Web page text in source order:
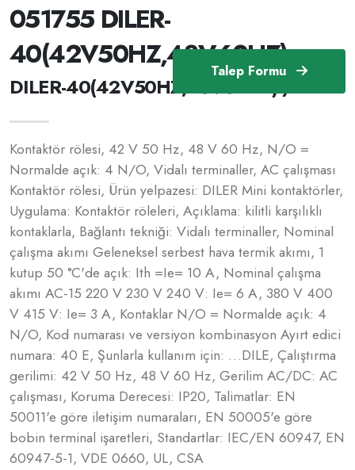
Talep Formu
051755 DILER-
40(42V50HZ,48V60HZ)
DILER-40(42V50HZ,48V60HZ) /51755
Kontaktör rölesi, 42 V 50 Hz, 48 V 60 Hz, N/O =
Normalde açık: 4 N/O, Vidalı terminaller, AC çalışması
Kontaktör rölesi, Ürün yelpazesi: DILER Mini kontaktörler,
Uygulama: Kontaktör röleleri, Açıklama: kilitli karşılıklı
kontaklarla, Bağlantı tekniği: Vidalı terminaller, Nominal
çalışma akımı Geleneksel serbest hava termik akımı, 1
kutup 50 °C'de açık: Ith =Ie= 10 A, Nominal çalışma
akımı AC-15 220 V 230 V 240 V: Ie= 6 A, 380 V 400
V 415 V: Ie= 3 A, Kontaklar N/O = Normalde açık: 4
N/O, Kod numarası ve versiyon kombinasyon Ayırt edici
numara: 40 E, Şunlarla kullanım için: …DILE, Çalıştırma
gerilimi: 42 V 50 Hz, 48 V 60 Hz, Gerilim AC/DC: AC
çalışması, Koruma Derecesi: IP20, Talimatlar: EN
50011'e göre iletişim numaraları, EN 50005'e göre
bobin terminal işaretleri, Standartlar: IEC/EN 60947, EN
60947-5-1, VDE 0660, UL, CSA